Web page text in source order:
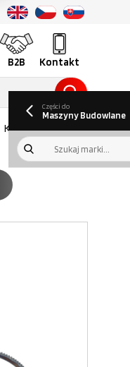
Ponad 700 marek
B2B Kontakt
Części do:
budowlanych
Części do
Maszyny Budowlane
Kolo zamachowe...